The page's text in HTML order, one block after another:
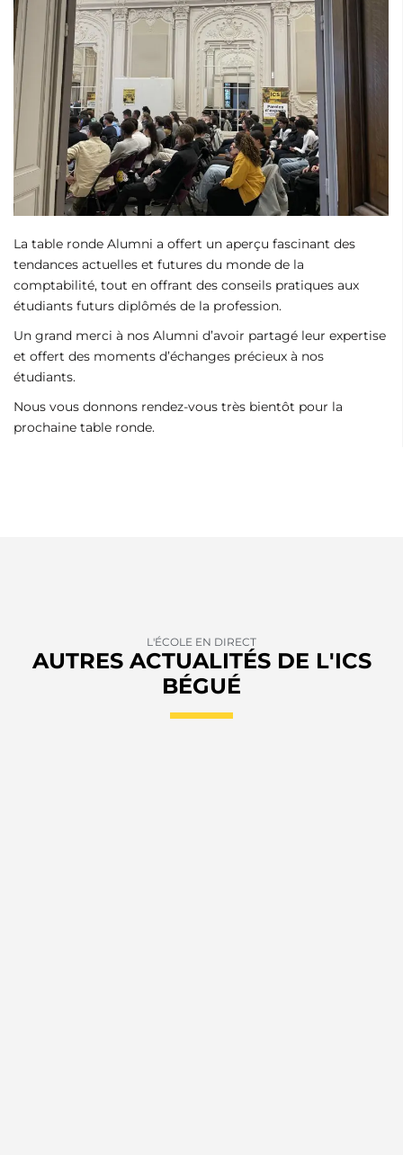
La table ronde Alumni a offert un aperçu fascinant des
tendances actuelles et futures du monde de la
comptabilité, tout en offrant des conseils pratiques aux
étudiants futurs diplômés de la profession.
Un grand merci à nos Alumni d’avoir partagé leur expertise
et offert des moments d’échanges précieux à nos
étudiants.
Nous vous donnons rendez-vous très bientôt pour la
prochaine table ronde.
L'ÉCOLE EN DIRECT
AUTRES ACTUALITÉS DE L'ICS
BÉGUÉ